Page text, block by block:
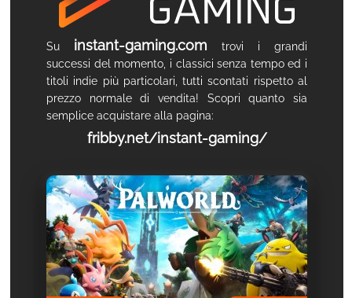
Su instant-gaming.com trovi i grandi
successi del momento, i classici senza tempo ed i
titoli indie più particolari, tutti scontati rispetto al
prezzo normale di vendita! Scopri quanto sia
semplice acquistare alla pagina:
fribby.net/instant-gaming/